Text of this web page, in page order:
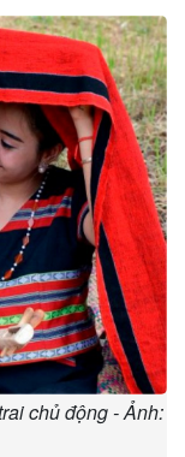
chủ động - Ảnh: